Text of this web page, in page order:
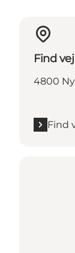
Find vej
4800
Find